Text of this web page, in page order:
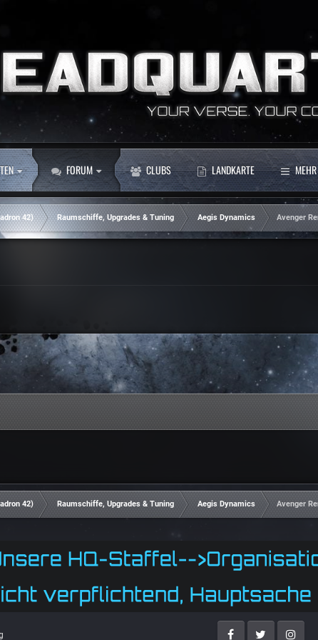
FORUM CLUBS LANDKARTE MEHR
42) Raumschiffe, Upgrades & Tuning Aegis Dynamics
Avenger
42) Raumschiffe, Upgrades & Tuning Aegis Dynamics Avenger